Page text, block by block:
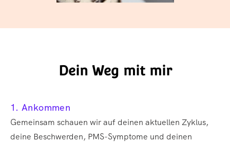
Dein Weg mit mir
1. Ankommen
Gemeinsam schauen wir auf deinen aktuellen Zyklus,
deine Beschwerden, PMS-Symptome und deinen